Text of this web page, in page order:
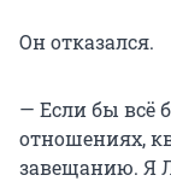
Он отказался.
— Если бы всё
отношениях,
завещанию. Я